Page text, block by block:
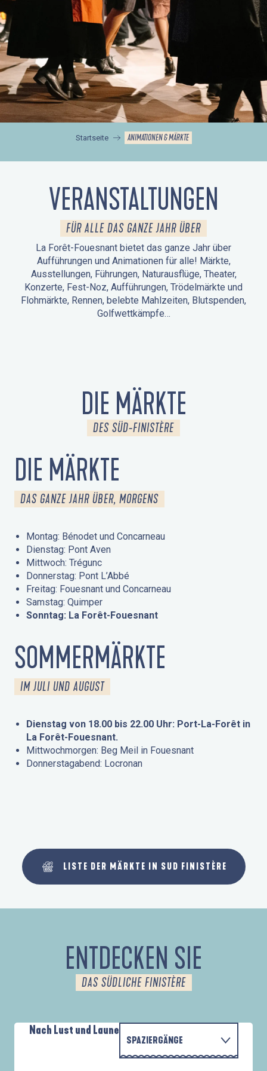
Startseite ANIMATIONEN & MÄRKTE
VERANSTALTUNGEN
FÜR ALLE DAS GANZE JAHR ÜBER
La Forêt-Fouesnant bietet das ganze Jahr über
Aufführungen und Animationen für alle! Märkte,
Ausstellungen, Führungen, Naturausflüge, Theater,
Konzerte, Fest-Noz, Aufführungen, Trödelmärkte und
Flohmärkte, Rennen, belebte Mahlzeiten, Blutspenden,
Golfwettkämpfe…
DIE MÄRKTE
DES SÜD-FINISTÈRE
DIE MÄRKTE
DAS GANZE JAHR ÜBER, MORGENS
Montag: Bénodet und Concarneau
Dienstag: Pont Aven
Mittwoch: Trégunc
Donnerstag: Pont L’Abbé
Freitag: Fouesnant und Concarneau
Samstag: Quimper
Sonntag: La Forêt-Fouesnant
SOMMERMÄRKTE
IM JULI UND AUGUST
Dienstag von 18.00 bis 22.00 Uhr: Port-La-Forêt in
La Forêt-Fouesnant.
Mittwochmorgen: Beg Meil in Fouesnant
Donnerstagabend: Locronan
LISTE DER MÄRKTE IN SUD FINISTÈRE
ENTDECKEN SIE
DAS SÜDLICHE FINISTÈRE
Nach Lust und Laune
SPAZIERGÄNGE